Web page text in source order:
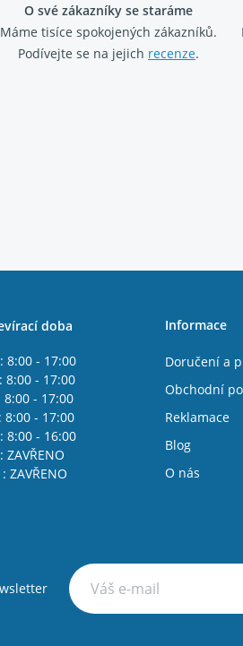
O své zákazníky se staráme
Máme tisíce spokojených zákazníků.
Podívejte se na jejich recenze.
doba
8:00 - 17:00
8:00 - 17:00
8:00 - 17:00
8:00 - 17:00
8:00 - 16:00
ZAVŘENO
ZAVŘENO
Informace
Doručení a
Obchodní
Reklamace
Blog
O nás